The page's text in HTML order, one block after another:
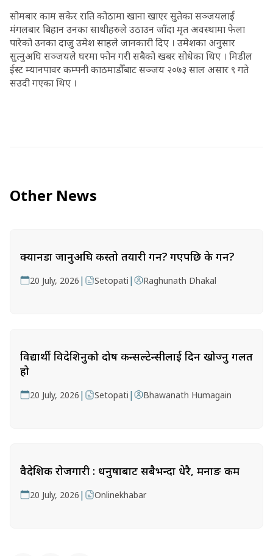
सोमबार काम सकेर राति कोठामा खाना खाएर सुतेका सञ्जयलाई
मंगलबार बिहान उनका साथीहरुले उठाउन जाँदा मृत अवस्थामा फेला
पारेको उनका दाजु उमेश साहले जानकारी दिए । उमेशका अनुसार
सुत्नुअघि सञ्जयले घरमा फोन गरी सबैको खबर सोधेका थिए । मिडील
ईस्ट म्यानपावर कम्पनी काठमाडौँबाट सञ्जय २०७३ साल असार ९ गते
सउदी गएका थिए ।
Other News
क्यानडा जानुअघि कस्तो तयारी गर्ने? गएपछि के गर्ने?
20 July, 2026 | Setopati | Raghunath Dhakal
विद्यार्थी विदेशिनुको दोष कन्सल्टेन्सीलाई दिन खोज्नु गलत
हो
20 July, 2026 | Setopati | Bhawanath Humagain
वैदेशिक रोजगारी : धनुषाबाट सबैभन्दा धेरै, मनाङ कम
20 July, 2026 | Onlinekhabar